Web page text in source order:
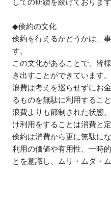
しての研鑽を続けております
◆倹約の文化
倹約を行えるかどうかは、
す。
この文化があることで、皆
き出すことができています。
浪費は考えを巡らせずにお
るものを無駄に利用すること
浪費よりも節制された状態
け利用をすることは消費と
倹約は消費から更に無駄に
利用の価値や有用性、一時
とを意識し、ムリ・ムダ・